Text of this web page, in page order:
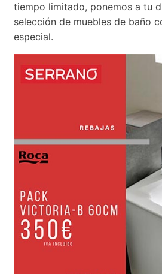
tiempo limitado, ponemos a tu
selección de muebles de baño
especial.